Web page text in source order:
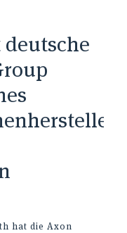
hat die Axon